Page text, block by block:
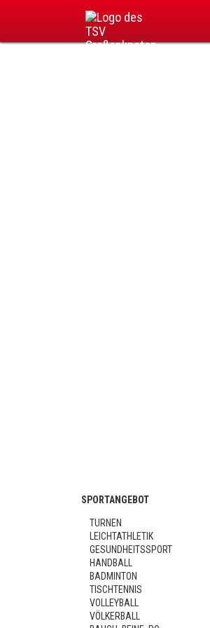
SPORTANGEBOT
TURNEN
LEICHTATHLETIK
GESUNDHEITSSPORT
HANDBALL
BADMINTON
TISCHTENNIS
VOLLEYBALL
VÖLKERBALL